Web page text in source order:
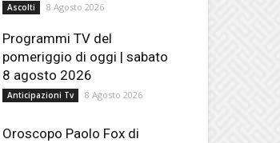
Ascolti 8 Agosto 2026
Programmi TV del
pomeriggio di oggi | sabato
8 agosto 2026
Anticipazioni Tv 8 Agosto 2026
Oroscopo Paolo Fox di